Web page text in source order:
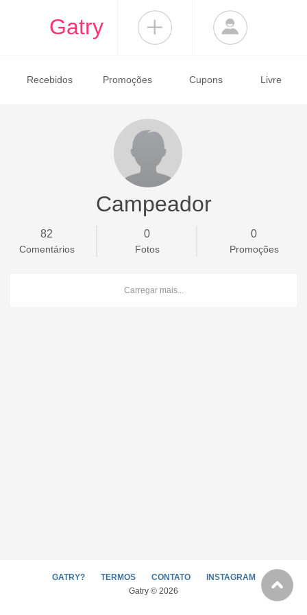
Gatry
Recebidos Promoções Cupons Livre
Campeador
82
Comentários
0
Fotos
0
Promoções
Carregar mais...
GATRY? TERMOS CONTATO
INSTAGRAM
Gatry © 2026